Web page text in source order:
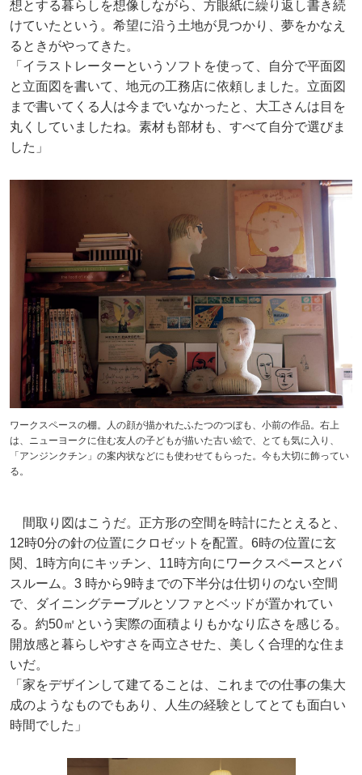
想とする暮らしを想像しながら、方眼紙に繰り返し書き続
けていたという。希望に沿う土地が見つかり、夢をかなえ
るときがやってきた。
「イラストレーターというソフトを使って、自分で平面図
と立面図を書いて、地元の工務店に依頼しました。立面図
まで書いてくる人は今までいなかったと、大工さんは目を
丸くしていましたね。素材も部材も、すべて自分で選びま
した」
ワークスペースの棚。人の顔が描かれたふたつのつぼも、小前の作品。右上
は、ニューヨークに住む友人の子どもが描いた古い絵で、とても気に入り、
「アンジンクチン」の案内状などにも使わせてもらった。今も大切に飾ってい
る。
間取り図はこうだ。正方形の空間を時計にたとえると、
12時0分の針の位置にクロゼットを配置。6時の位置に玄
関、1時方向にキッチン、11時方向にワークスペースとバ
スルーム。3 時から9時までの下半分は仕切りのない空間
で、ダイニングテーブルとソファとベッドが置かれてい
る。約50㎡という実際の面積よりもかなり広さを感じる。
開放感と暮らしやすさを両立させた、美しく合理的な住ま
いだ。
「家をデザインして建てることは、これまでの仕事の集大
成のようなものでもあり、人生の経験としてとても面白い
時間でした」